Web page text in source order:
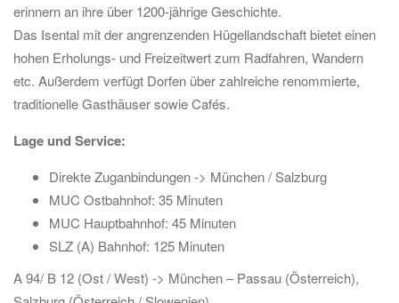
erinnern an ihre über 1200-jährige Geschichte.
Das Isental mit der angrenzenden Hügellandschaft bietet einen
hohen Erholungs- und Freizeitwert zum Radfahren, Wandern
etc. Außerdem verfügt Dorfen über zahlreiche renommierte,
traditionelle Gasthäuser sowie Cafés.
Lage und Service:
Direkte Zuganbindungen -> München / Salzburg
MUC Ostbahnhof: 35 Minuten
MUC Hauptbahnhof: 45 Minuten
SLZ (A) Bahnhof: 125 Minuten
A 94/ B 12 (Ost / West) -> München – Passau (Österreich),